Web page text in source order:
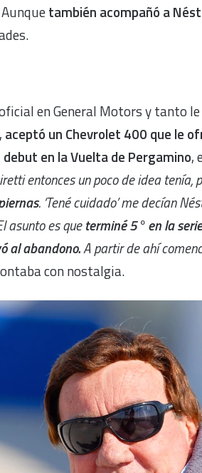
Aunquetambién acompañó a
en General Motors y tanto
aceptó un Chevrolet 400 que le
en la Vuelta de Pergamino,
entonces un poco de idea tenía,
. ‘Tené cuidado’ me decían
asunto es queterminé 5° en la
al abandono.A partir de ahí
con nostalgia.